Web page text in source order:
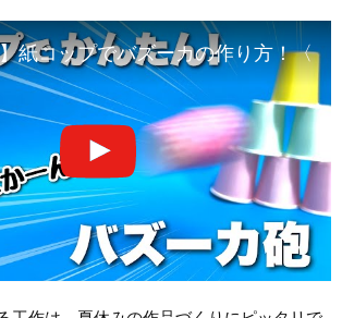
紙コップでバズーカの作り方！〈